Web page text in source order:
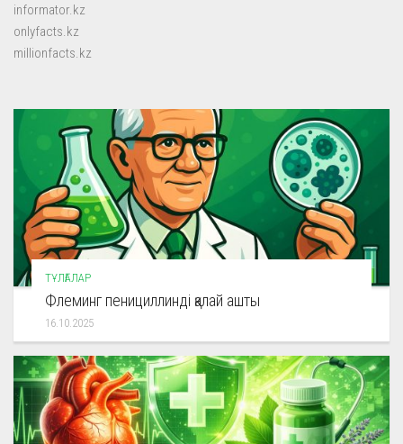
informator.kz
onlyfacts.kz
millionfacts.kz
ТҰЛҒАЛАР
Флеминг пенициллинді қалай ашты
16.10.2025